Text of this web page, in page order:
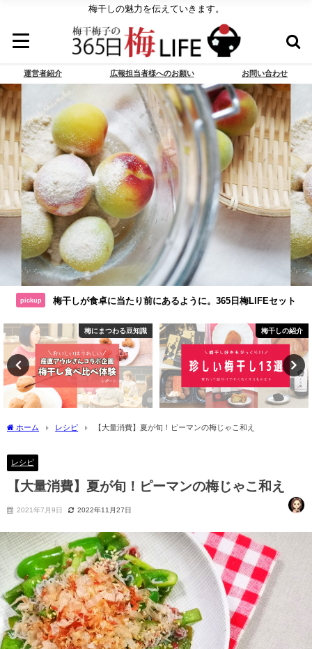
梅干しの魅力を伝えていきます。
運営者紹介 広報担当者様へのお願い お問い合わせ
pickup 梅干しが食卓に当たり前にあるように。365日梅LIFEセット
梅にまつわる豆知識 梅干しの紹介
ホーム レシピ 【大量消費】夏が旬！ピーマンの梅じゃこ和え
レシピ
【大量消費】夏が旬！ピーマンの梅じゃこ和え
2021年7月9日 2022年11月27日